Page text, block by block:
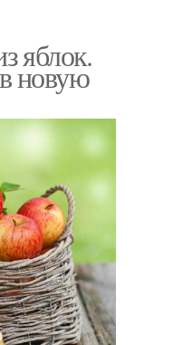
яблок.
новую